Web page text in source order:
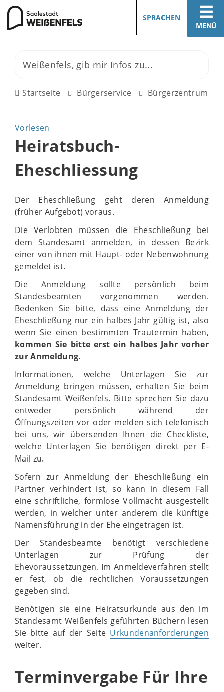
MENÜ
SPRACHEN
Startseite Bürgerservice Bürgerzentrum
Vorlesen
Heiratsbuch-
Eheschliessung
Der Eheschließung geht deren Anmeldung
(früher Aufgebot) voraus.
Die Verlobten müssen die Eheschließung bei
dem Standesamt anmelden, in dessen Bezirk
einer von ihnen mit Haupt- oder Nebenwohnung
gemeldet ist.
Die Anmeldung sollte persönlich beim
Standesbeamten vorgenommen werden.
Bedenken Sie bitte, dass eine Anmeldung der
Eheschließung nur ein halbes Jahr gültig ist, also
wenn Sie einen bestimmten Trautermin haben,
kommen Sie bitte erst ein halbes Jahr vorher
zur Anmeldung.
Informationen, welche Unterlagen Sie zur
Anmeldung bringen müssen, erhalten Sie beim
Standesamt Weißenfels. Bitte sprechen Sie dazu
entweder persönlich während der
Öffnungszeiten vor oder melden sich telefonisch
bei uns, wir übersenden Ihnen die Checkliste,
welche Unterlagen Sie benötigen direkt per E-
Mail zu.
Sofern zur Anmeldung der Eheschließung ein
Partner verhindert ist, so kann in diesem Fall
eine schriftliche, formlose Vollmacht ausgestellt
werden, in welcher unter anderem die künftige
Namensführung in der Ehe eingetragen ist.
Der Standesbeamte benötigt verschiedene
Unterlagen zur Prüfung der
Ehevoraussetzungen. Im Anmeldeverfahren stellt
er fest, ob die rechtlichen Voraussetzungen
gegeben sind.
Benötigen sie eine Heiratsurkunde aus den im
Standesamt Weißenfels geführten Büchern lesen
Sie bitte auf der Seite Urkundenanforderungen
weiter.
Terminvergabe Für Ihre